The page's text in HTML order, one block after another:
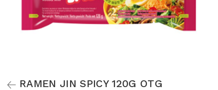
RAMEN JIN SPICY 120G OTG